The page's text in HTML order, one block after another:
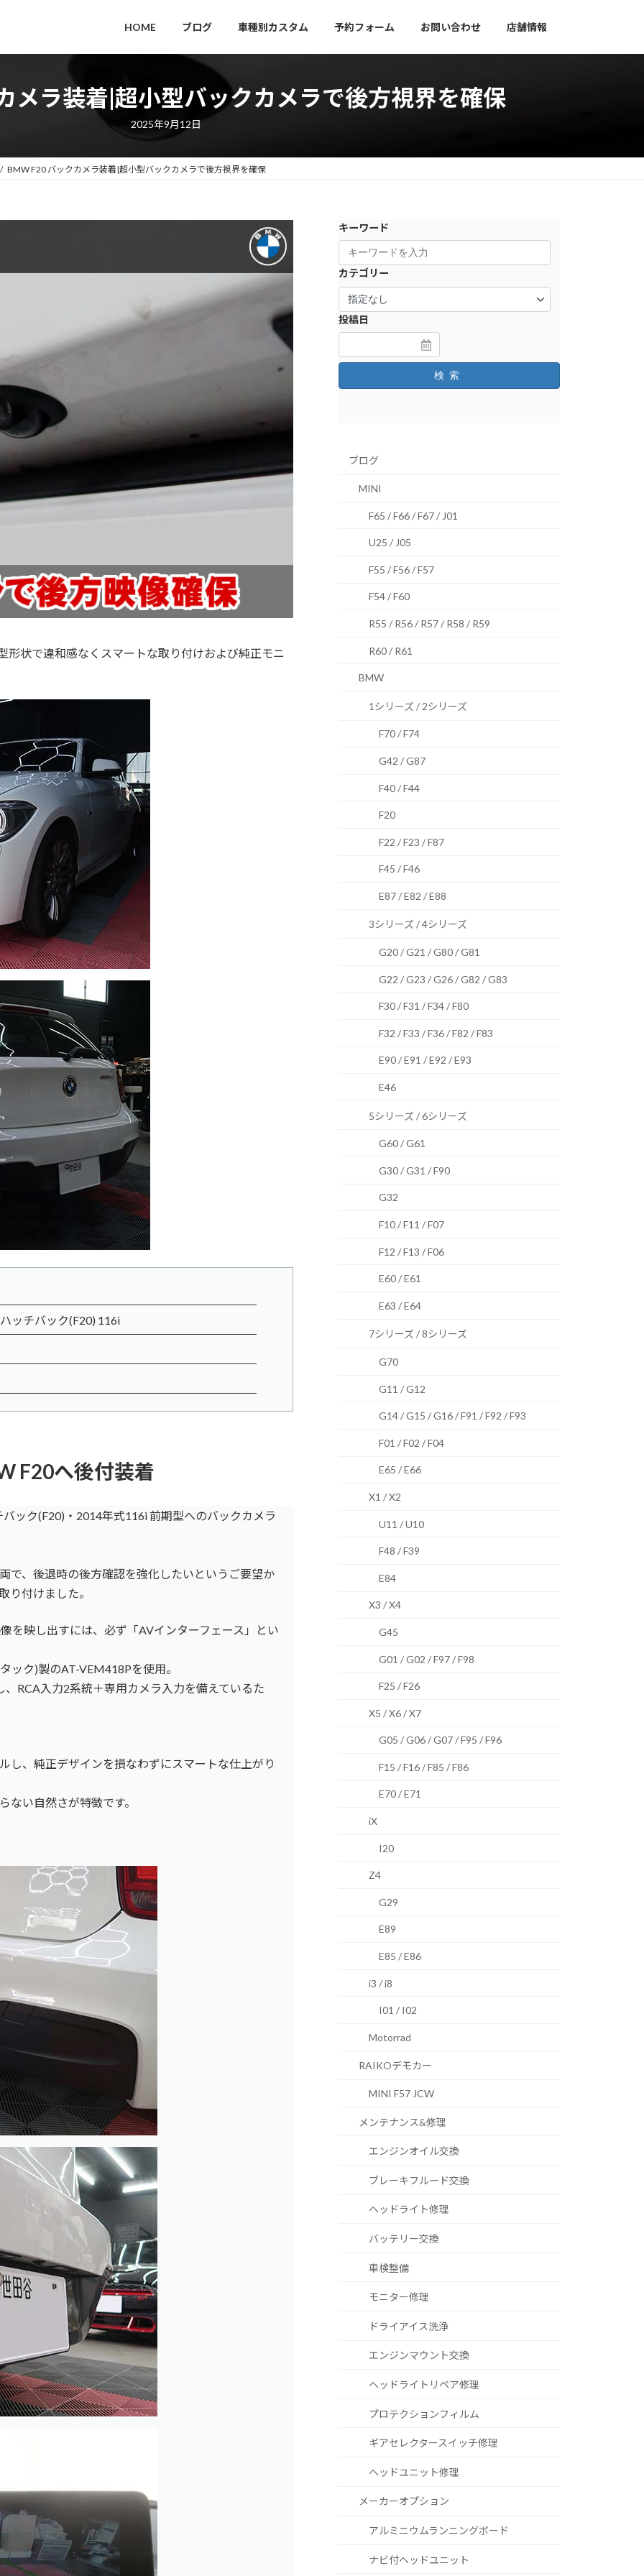
HOME ブログ 車種別カスタム 予約フォーム お問い合わせ 店舗情報
メラ装着|超小型バックカメラで後方視界を確保
2025年9月12日
BMW F20 バックカメラ装着|超小型バックカメラで後方視界を確保
形状で違和感なくスマートな取り付けおよび純正モニ
ッチバック(F20) 116i
F20へ後付装着
ック(F20)・2014年式116i 前期型へのバックカメラ
で、後退時の後方確認を強化したいというご要望か
り付けました。
映し出すには、必ず「AVインターフェース」とい
ック)製のAT-VEM418Pを使用。
RCA入力2系統＋専用カメラ入力を備えているた
し、純正デザインを損なわずにスマートな仕上がり
ない自然さが特徴です。
キーワード
カテゴリー
投稿日
検索
ブログ
MINI
F65 / F66 / F67 / J01
U25 / J05
F55 / F56 / F57
F54 / F60
R55 / R56 / R57 / R58 / R59
R60 / R61
BMW
1シリーズ / 2シリーズ
F70 / F74
G42 / G87
F40 / F44
F20
F22 / F23 / F87
F45 / F46
E87 / E82 / E88
3シリーズ / 4シリーズ
G20 / G21 / G80 / G81
G22 / G23 / G26 / G82 / G83
F30 / F31 / F34 / F80
F32 / F33 / F36 / F82 / F83
E90 / E91 / E92 / E93
E46
5シリーズ / 6シリーズ
G60 / G61
G30 / G31 / F90
G32
F10 / F11 / F07
F12 / F13 / F06
E60 / E61
E63 / E64
7シリーズ / 8シリーズ
G70
G11 / G12
G14 / G15 / G16 / F91 / F92 / F93
F01 / F02 / F04
E65 / E66
X1 / X2
U11 / U10
F48 / F39
E84
X3 / X4
G45
G01 / G02 / F97 / F98
F25 / F26
X5 / X6 / X7
G05 / G06 / G07 / F95 / F96
F15 / F16 / F85 / F86
E70 / E71
iX
I20
Z4
G29
E89
E85 / E86
i3 / i8
I01 / I02
Motorrad
RAIKOデモカー
MINI F57 JCW
メンテナンス&修理
エンジンオイル交換
ブレーキフルード交換
ヘッドライト修理
バッテリー交換
車検整備
モニター修理
ドライアイス洗浄
エンジンマウント交換
ヘッドライトリペア修理
プロテクションフィルム
ギアセレクタースイッチ修理
ヘッドユニット修理
メーカーオプション
アルミニウムランニングボード
ナビ付ヘッドユニット